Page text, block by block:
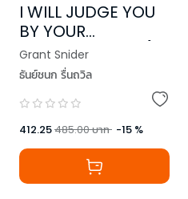
I WILL JUDGE YOU
BY YOUR
BOOKSHELF ดูแค่ชั้น
หนังสือก็รู้จักคุณแล้ว
Grant Snider
ธันย์ชนก รื่นถวิล
412.25485.00บาท -15 %